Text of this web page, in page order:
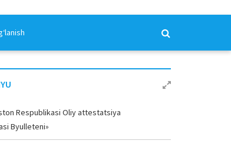
Respublikasi Oliy attestatsiya
Byulleteni»